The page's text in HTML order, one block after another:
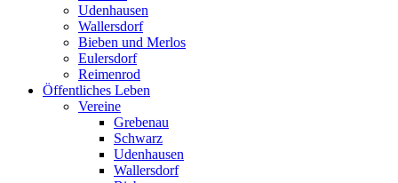
Udenhausen
Wallersdorf
Bieben und Merlos
Eulersdorf
Reimenrod
Öffentliches Leben
Vereine
Grebenau
Schwarz
Udenhausen
Wallersdorf